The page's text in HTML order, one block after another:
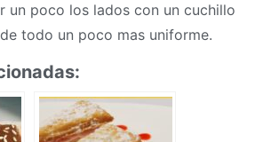
un poco los lados con un cuchillo
todo un poco mas uniforme.